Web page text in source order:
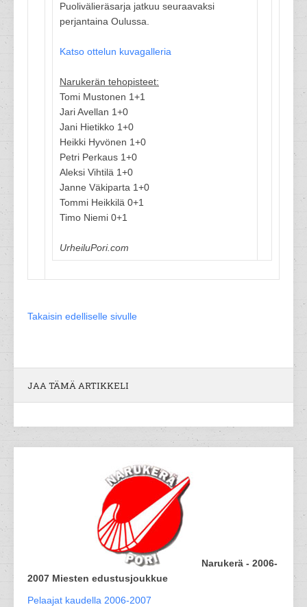
Puolivälieräsarja jatkuu seuraavaksi
perjantaina Oulussa.
Katso ottelun kuvagalleria
Narukerän tehopisteet:
Tomi Mustonen 1+1
Jari Avellan 1+0
Jani Hietikko 1+0
Heikki Hyvönen 1+0
Petri Perkaus 1+0
Aleksi Vihtilä 1+0
Janne Väkiparta 1+0
Tommi Heikkilä 0+1
Timo Niemi 0+1
UrheiluPori.com
Takaisin edelliselle sivulle
JAA TÄMÄ ARTIKKELI
Narukerä - 2006-
2007 Miesten edustusjoukkue
Pelaajat kaudella 2006-2007